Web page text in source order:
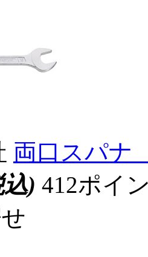
両口スパナ
) 412ポイ